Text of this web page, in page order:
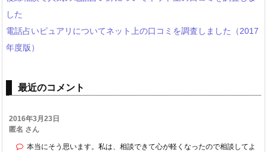
した
電話占いピュアリについてネット上の口コミを調査しました（2017
年度版）
最近のコメント
2016年3月23日
匿名 さん
本当にそう思います。私は、相談できて心が軽くなったので相談してよ